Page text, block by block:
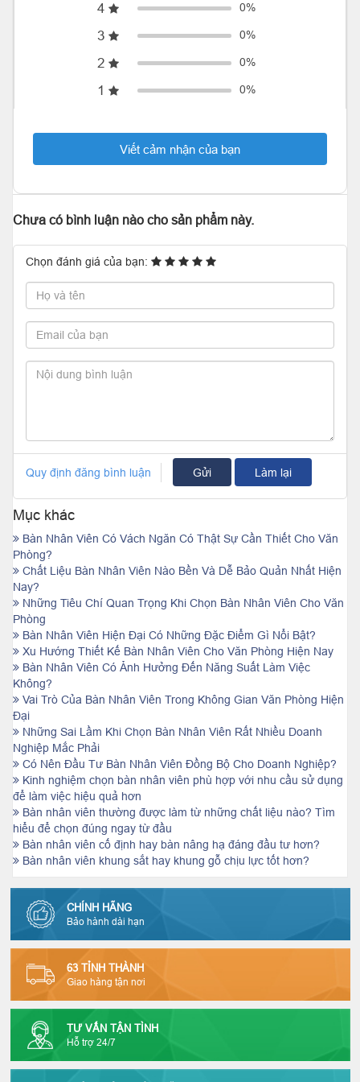
4 0%
3 0%
2 0%
1 0%
Viết cảm nhận của bạn
Chưa có bình luận nào cho sản phẩm này.
Chọn đánh giá của bạn:
Quy định đăng bình luận Gửi Làm lại
Mục khác
Bàn Nhân Viên Có Vách Ngăn Có Thật Sự Cần Thiết Cho Văn
Phòng?
Chất Liệu Bàn Nhân Viên Nào Bền Và Dễ Bảo Quản Nhất Hiện
Nay?
Những Tiêu Chí Quan Trọng Khi Chọn Bàn Nhân Viên Cho Văn
Phòng
Bàn Nhân Viên Hiện Đại Có Những Đặc Điểm Gì Nổi Bật?
Xu Hướng Thiết Kế Bàn Nhân Viên Cho Văn Phòng Hiện Nay
Bàn Nhân Viên Có Ảnh Hưởng Đến Năng Suất Làm Việc
Không?
Vai Trò Của Bàn Nhân Viên Trong Không Gian Văn Phòng Hiện
Đại
Những Sai Lầm Khi Chọn Bàn Nhân Viên Rất Nhiều Doanh
Nghiệp Mắc Phải
Có Nên Đầu Tư Bàn Nhân Viên Đồng Bộ Cho Doanh Nghiệp?
Kinh nghiệm chọn bàn nhân viên phù hợp với nhu cầu sử dụng
để làm việc hiệu quả hơn
Bàn nhân viên thường được làm từ những chất liệu nào? Tìm
hiểu để chọn đúng ngay từ đầu
Bàn nhân viên cố định hay bàn nâng hạ đáng đầu tư hơn?
Bàn nhân viên khung sắt hay khung gỗ chịu lực tốt hơn?
CHÍNH HÃNG
Bảo hành dài hạn
63 TỈNH THÀNH
Giao hàng tận nơi
TƯ VẤN TẬN TÌNH
Hỗ trợ 24/7